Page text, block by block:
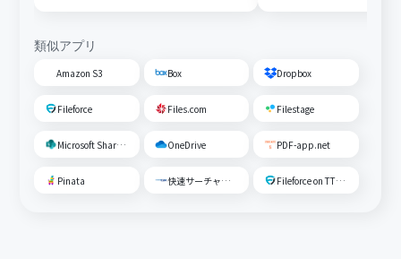
類似アプリ
Amazon S3 Box Dropbox
Fileforce Files.com Filestage
Microsoft SharePoint OneDrive PDF-app.net
Pinata 快速サーチャーGX Fileforce on TTS Cloud